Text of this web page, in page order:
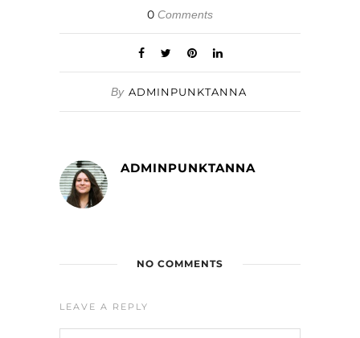
0 Comments
By ADMINPUNKTANNA
ADMINPUNKTANNA
NO COMMENTS
LEAVE A REPLY